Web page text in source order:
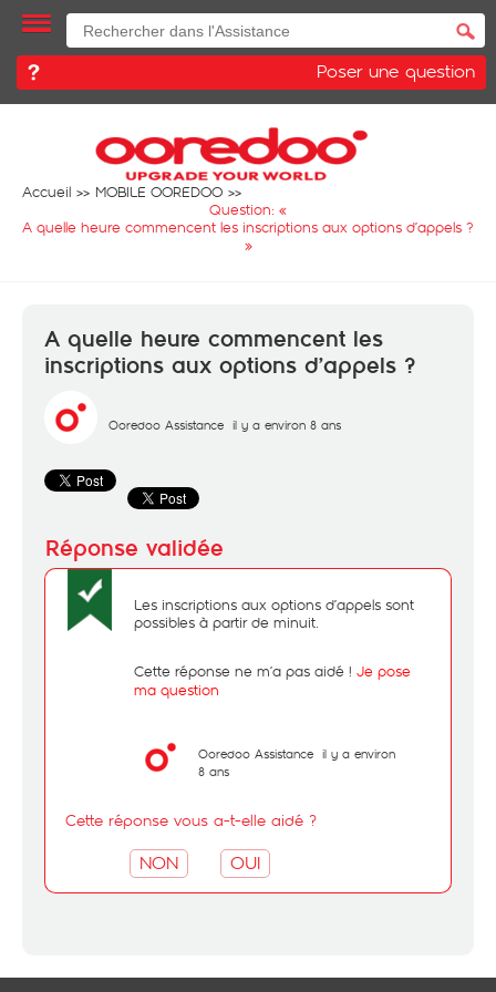
Poser une question
Accueil
MOBILE OOREDOO
Question: «
A quelle heure commencent les inscriptions aux options d’appels ?
»
A quelle heure commencent les
inscriptions aux options d’appels ?
Ooredoo Assistance il y a environ 8 ans
Les inscriptions aux options d’appels sont
possibles à partir de minuit.
Cette réponse ne m’a pas aidé ! Je pose
ma question
Ooredoo Assistance il y a environ
8 ans
Cette réponse vous a-t-elle aidé ?
NON OUI